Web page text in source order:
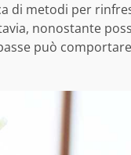
di metodi per
nonostante
può